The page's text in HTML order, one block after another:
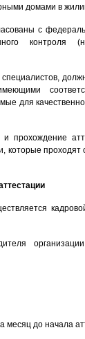
домами в
с
контроля
для
прохождение
которые
месяц до начала